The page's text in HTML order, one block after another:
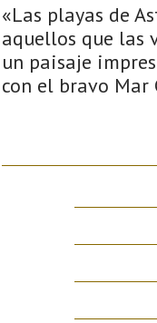
«Las playas de
aquellos que las
un paisaje
con el bravo Mar